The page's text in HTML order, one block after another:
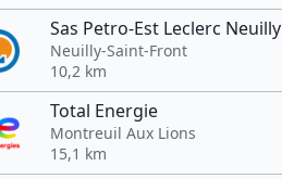
Sas Petro-Est Leclerc Neuilly
Neuilly-Saint-Front
10,2 km
Total Energie
Montreuil Aux Lions
15,1 km